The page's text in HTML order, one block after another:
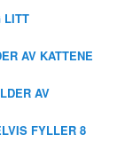
LITT
AV KATTENE
AV
FYLLER 8